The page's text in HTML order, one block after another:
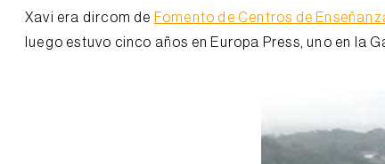
Xavi era dircom de Fomento de Centros de
luego estuvo cinco años en Europa Press, uno en la